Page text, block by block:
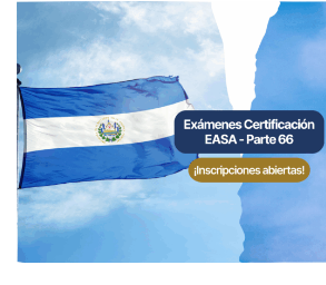
Certifícate
Parte
66
sin
salir
de
tu
país: